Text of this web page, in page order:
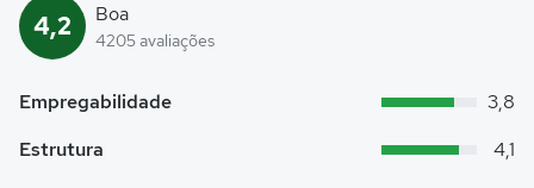
4,2 Boa
4205 avaliações
Empregabilidade
3,8
Estrutura
4,1